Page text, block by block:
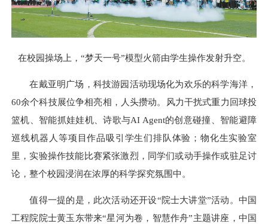
在校园操场上，“梦天一号”模型火箭由学生操作发射升空。
在戴亚明广场，科技游园活动现场化为欢乐的科学海洋，
60余个科技展位争相亮相，人头攒动。风力干扰式重力回球投
篮机、智能抓娃娃机、诗歌与AI Agent的创意碰撞、智能避障
巡线机器人等项目作品吸引学生们排队体验；物化生实验室
里，实验操作技能比赛紧张激烈，同学们或动手操作或驻足讨
论，整个校园浸润在浓厚的科学探究氛围中。
值得一提的是，此次活动还开设“院士大讲堂”活动。中国
工程院院士黄玉东带来“星河为卷，智慧作舟”主题讲座，中国